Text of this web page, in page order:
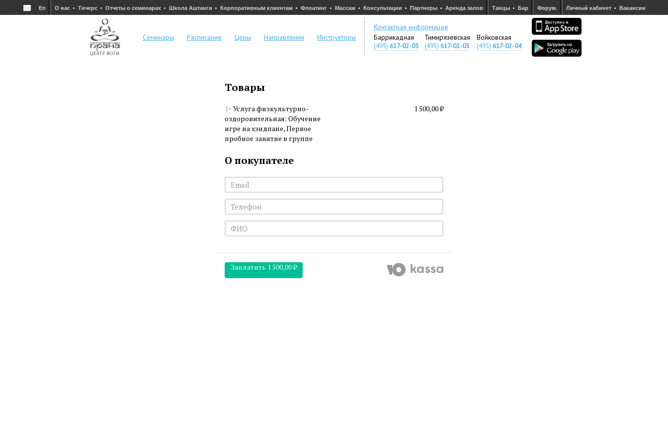
Ru En О нас Тичерс Отчеты о семинарах Школа Аштанги Корпоративным клиентам Флоатинг Массаж Консультации Партнеры Аренда залов Танцы Бар Форум. Личный кабинет Вакансии
Семинары Расписание Цены Направления Инструкторы
Контактная информация
Баррикадная
Тимирязевская Войковская
(495) 617-02-05 (495) 617-02-03 (495) 617-02-04
Товары
1× Услуга физкультурно-
оздоровительная: Обучение
игре на хэндпане, Первое
пробное занятие в группе
1 500,00 ₽
О покупателе
Заплатить 1 500,00 ₽